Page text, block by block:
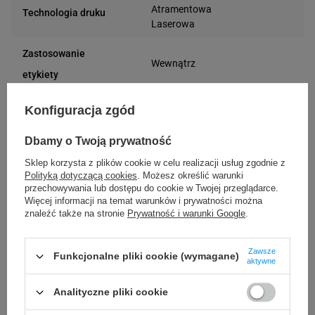
Technologia druku
Atramentowa
Laserowa
Zastosowanie
etykiety
Wewnątrz
Wariant
Kształt etykiety Prostokątny
Materiał Papier
Średnica gilzy Nie dotyczy
Kolor etykiety Biały
Na arkuszu
Szerokość etykiety 105 mm
Konfiguracja zgód
Dbamy o Twoją prywatność
Sklep korzysta z plików cookie w celu realizacji usług zgodnie z
Polityką dotyczącą cookies. Możesz określić warunki
przechowywania lub dostępu do cookie w Twojej przeglądarce.
Więcej informacji na temat warunków i prywatności można
znaleźć także na stronie Prywatność i warunki Google.
Funkcjonalne pliki cookie (wymagane)
Zawsze
aktywne
Analityczne pliki cookie